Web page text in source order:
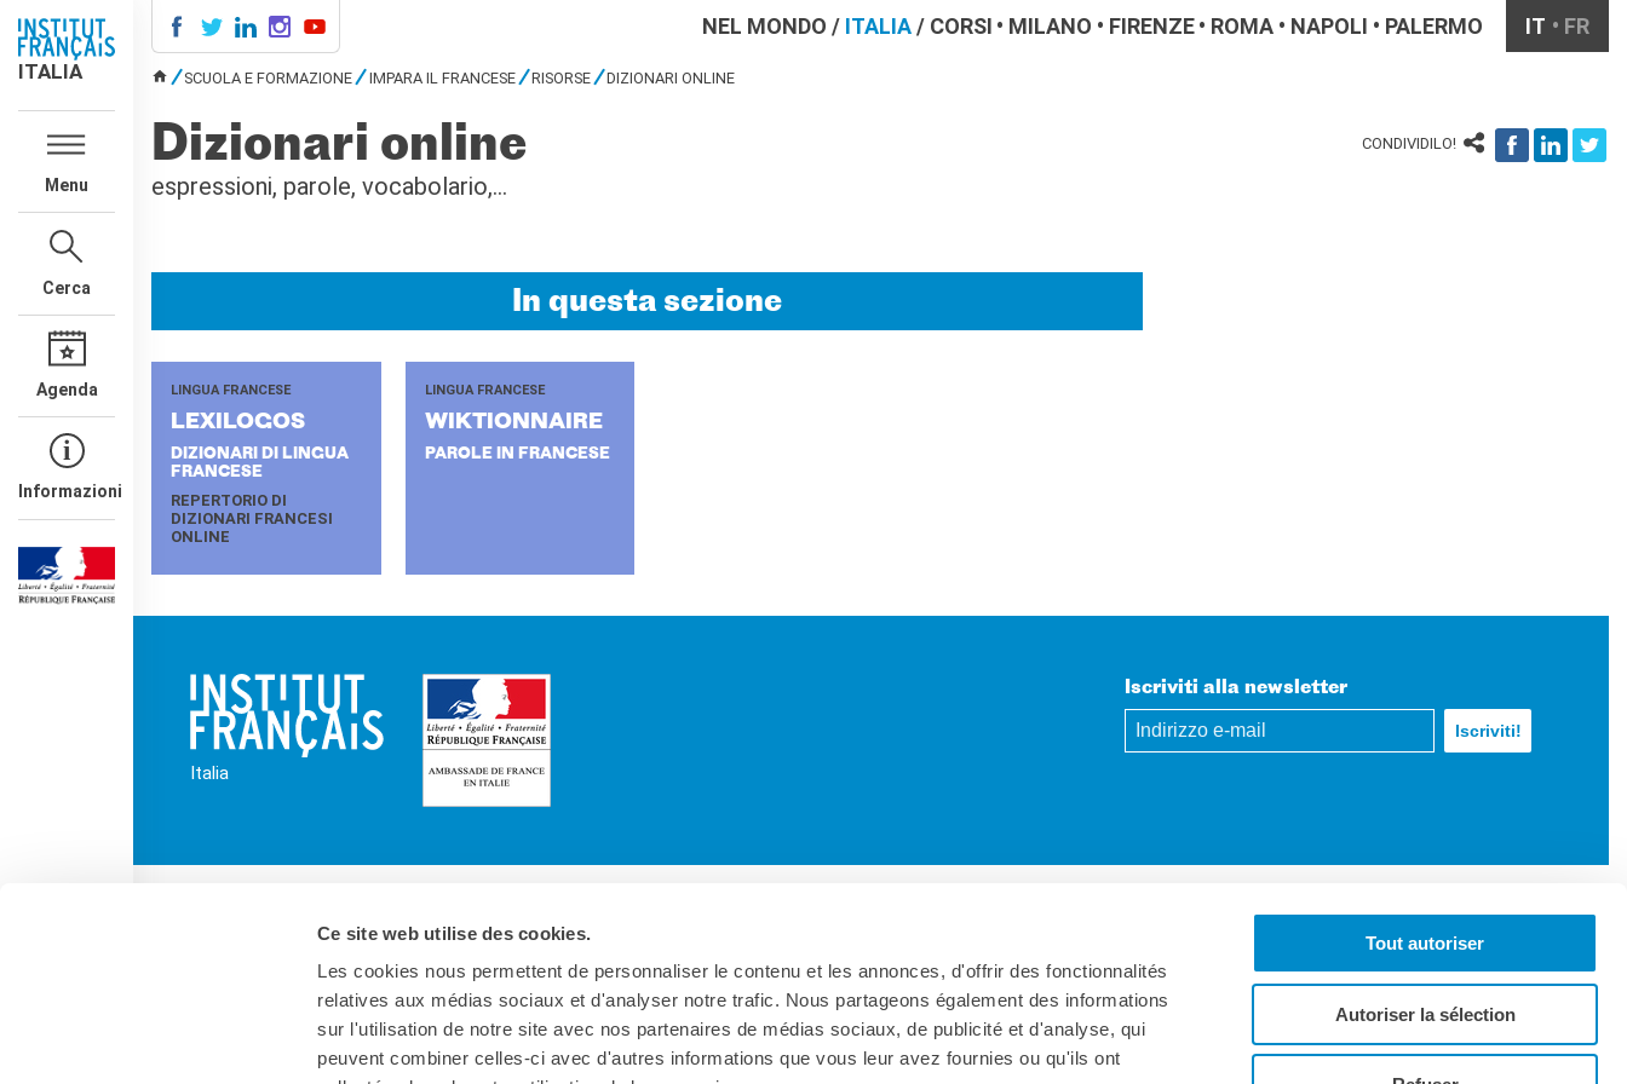
Ce site web utilise des cookies.
Les cookies nous permettent de personnaliser le contenu et les annonces, d'offrir des fonctionnalités
relatives aux médias sociaux et d'analyser notre trafic. Nous partageons également des informations
sur l'utilisation de notre site avec nos partenaires de médias sociaux, de publicité et d'analyse, qui
peuvent combiner celles-ci avec d'autres informations que vous leur avez fournies ou qu'ils ont
Tout autoriser
Autoriser la sélection
ITALIA
Menu
Cerca
Agenda
Informazioni
ITALIA
AGENDA
CORSI DI FRANCESE
CERTIFICAZIONI
Didattica
Mobilità
Francofonia
Riconoscimento diplomi
stranieri
Exaequa
Operazioni artistiche
CINEMA E AUDIOVISIVO
UNIVERSITÀ, RICERCA,
Studiare in Francia, grazie a
NEL MONDO / ITALIA/ CORSI MILANO FIRENZE ROMA NAPOLI PALERMO IT FR
SCUOLA E FORMAZIONE IMPARA IL FRANCESE RISORSE DIZIONARI ONLINE
Dizionari online CONDIVIDILO!
espressioni, parole, vocabolario,...
In questa sezione
LINGUA FRANCESE
LE­XI­LO­GOS
DIZIONARI DI LINGUA
FRANCESE
REPERTORIO DI
DIZIONARI FRANCESI
ONLINE
LINGUA FRANCESE
WIK­TION­NAI­RE
PAROLE IN FRANCESE
Italia
Iscriviti alla newsletter